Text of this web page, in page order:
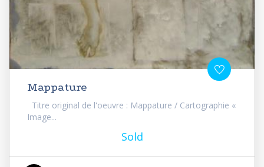
Mappature
Titre original de l'oeuvre : Mappature / Cartographie «
Image...
Sold